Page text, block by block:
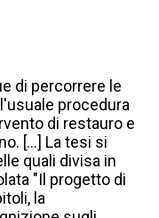
di percorrere le
procedura
di restauro e
[...] La tesi si
quali divisa in
"Il progetto di
la